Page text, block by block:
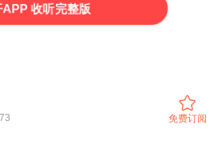
收听完整版
免费订阅